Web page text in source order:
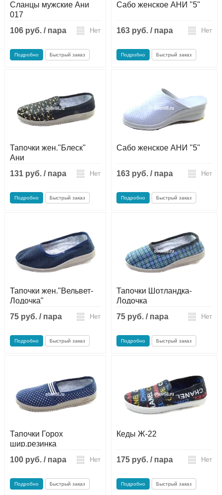
Сланцы мужские Ани
017
106 руб. / пара
Нет
Подробно Быстрый заказ
Сабо женское АНИ "5"
163 руб. / пара Нет
Подробно Быстрый заказ
Тапочки жен."Блеск"
Ани
131 руб. / пара
Нет
Подробно Быстрый заказ
Сабо женское АНИ "5"
163 руб. / пара Нет
Подробно Быстрый заказ
Тапочки жен."Вельвет-
Лодочка"
75 руб. / пара
Нет
Подробно Быстрый заказ
Тапочки Шотландка-
Лодочка
75 руб. / пара
Нет
Подробно Быстрый заказ
Тапочки Горох
шир.резинка
100 руб. / пара
Нет
Подробно Быстрый заказ
Кеды Ж-22
175 руб. / пара Нет
Подробно Быстрый заказ